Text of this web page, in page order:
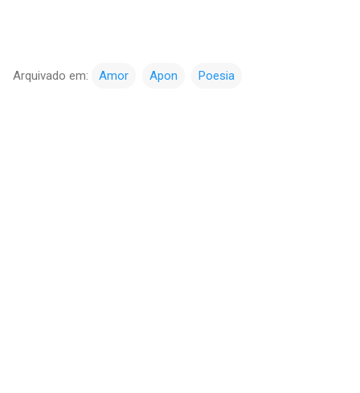
Arquivado em: Amor Apon Poesia